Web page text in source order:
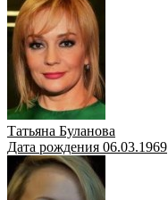
Татьяна Буланова
Дата рождения 06.03.1969